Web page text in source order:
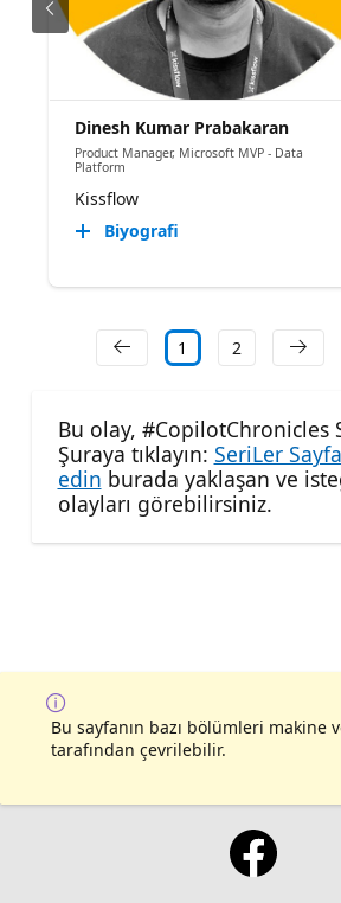
Dinesh Kumar Prabakaran
Product Manager, Microsoft MVP - Data
Platform
Kissflow
Biyografi
1 2
Bu olay, #CopilotChronicles
Şuraya tıklayın: SeriLer
edin burada yaklaşan ve
olayları görebilirsiniz.
Bu sayfanın bazı bölümleri makine
tarafından çevrilebilir.